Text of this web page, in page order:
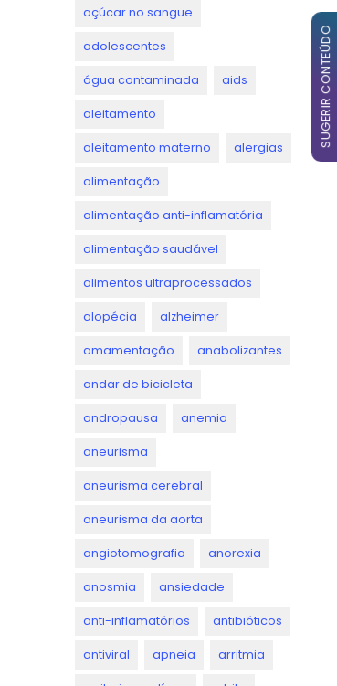
açúcar no sangue
adolescentes
água contaminada aids
aleitamento
aleitamento materno alergias
alimentação
alimentação anti-inflamatória
alimentação saudável
alimentos ultraprocessados
alopécia alzheimer
amamentação anabolizantes
andar de bicicleta
andropausa anemia
aneurisma
aneurisma cerebral
aneurisma da aorta
angiotomografia anorexia
anosmia ansiedade
anti-inflamatórios antibióticos
antiviral apneia arritmia
SUGERIR CONTEÚDO